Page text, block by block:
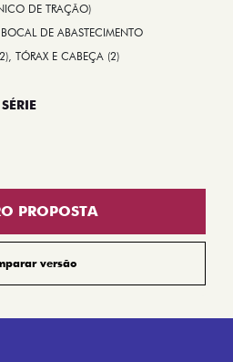
DE TRAÇÃO)
DE ABASTECIMENTO
TÓRAX E CABEÇA (2)
PROPOSTA
versão